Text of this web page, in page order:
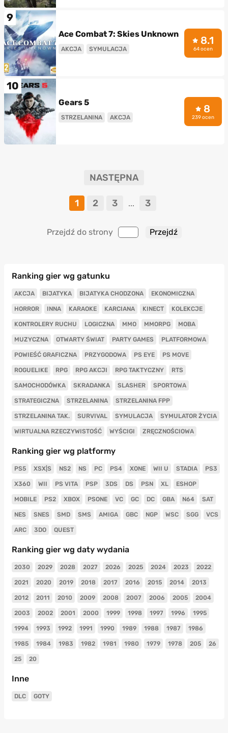
9
Ace Combat 7: Skies Unknown
AKCJA SYMULACJA
8.1
64 ocen
10
Gears 5
STRZELANINA AKCJA
8
239 ocen
NASTĘPNA
1 2 3 ... 3
Przejdź do strony
Ranking gier wg gatunku
AKCJA BIJATYKA BIJATYKA CHODZONA EKONOMICZNA
HORROR INNA KARAOKE KARCIANA KINECT KOLEKCJE
KONTROLERY RUCHU LOGICZNA MMO MMORPG MOBA
MUZYCZNA OTWARTY ŚWIAT PARTY GAMES PLATFORMOWA
POWIEŚĆ GRAFICZNA PRZYGODOWA PS EYE PS MOVE
ROGUELIKE RPG RPG AKCJI RPG TAKTYCZNY RTS
SAMOCHODÓWKA SKRADANKA SLASHER SPORTOWA
STRATEGICZNA STRZELANINA STRZELANINA FPP
STRZELANINA TAK. SURVIVAL SYMULACJA SYMULATOR ŻYCIA
WIRTUALNA RZECZYWISTOŚĆ WYŚCIGI ZRĘCZNOŚCIOWA
Ranking gier wg platformy
PS5 XSX|S NS2 NS PC PS4 XONE WII U STADIA PS3
X360 WII PS VITA PSP 3DS DS PSN XL ESHOP
MOBILE PS2 XBOX PSONE VC GC DC GBA N64 SAT
NES SNES SMD SMS AMIGA GBC NGP WSC SGG VCS
ARC 3DO QUEST
Ranking gier wg daty wydania
2030 2029 2028 2027 2026 2025 2024 2023 2022
2021 2020 2019 2018 2017 2016 2015 2014 2013
2012 2011 2010 2009 2008 2007 2006 2005 2004
2003 2002 2001 2000 1999 1998 1997 1996 1995
1994 1993 1992 1991 1990 1989 1988 1987 1986
1985 1984 1983 1982 1981 1980 1979 1978 205 26
25 20
Inne
DLC GOTY